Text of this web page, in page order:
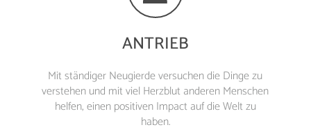
ANTRIEB
Mit ständiger Neugierde versuchen die Dinge zu
verstehen und mit viel Herzblut anderen Menschen
helfen, einen positiven Impact auf die Welt zu
haben.